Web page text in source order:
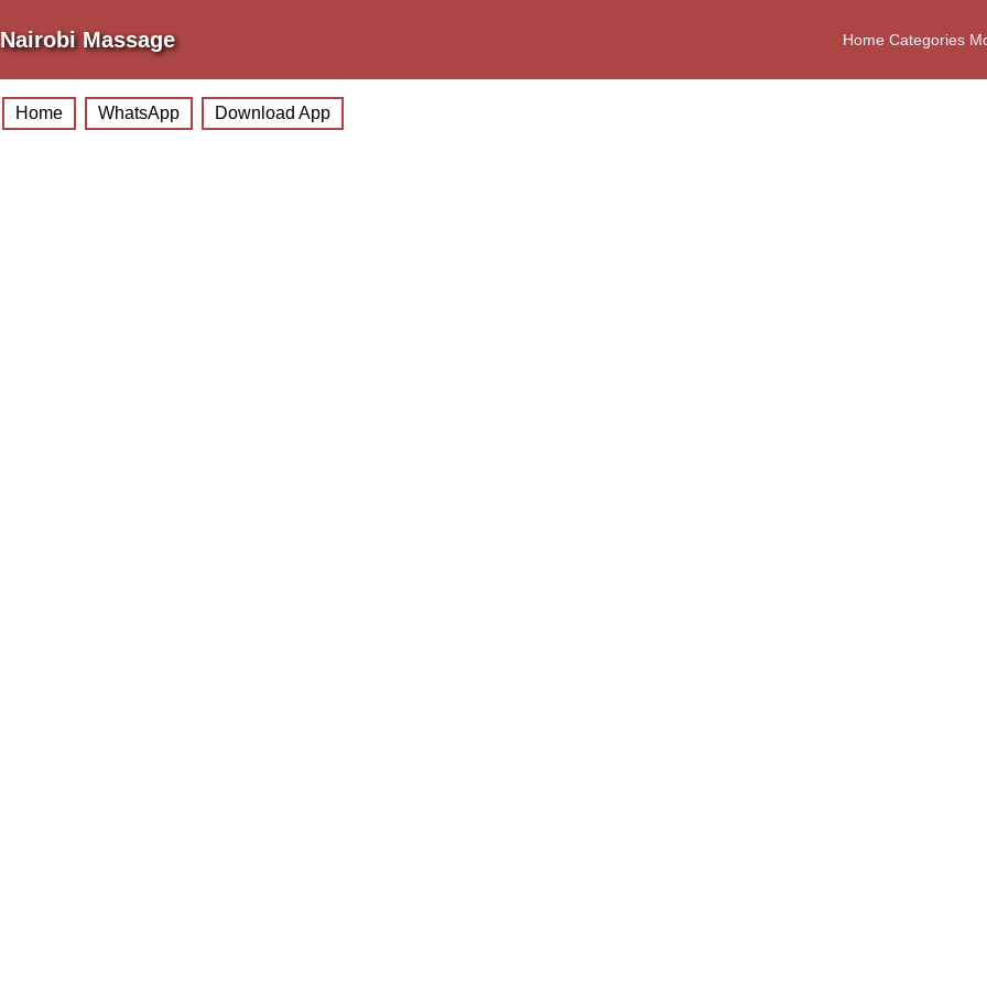
Nairobi Massage Home Categories
Home WhatsApp Download App